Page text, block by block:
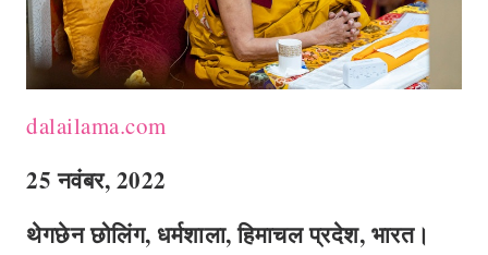
dalailama.com
25नवंबर, 2022
थेगछेन छोलिंग, धर्मशाला,हिमाचल प्रदेश, भारत।